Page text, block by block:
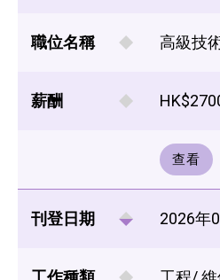
職位名稱 高級技
薪酬
查看
刊登日期 2026年